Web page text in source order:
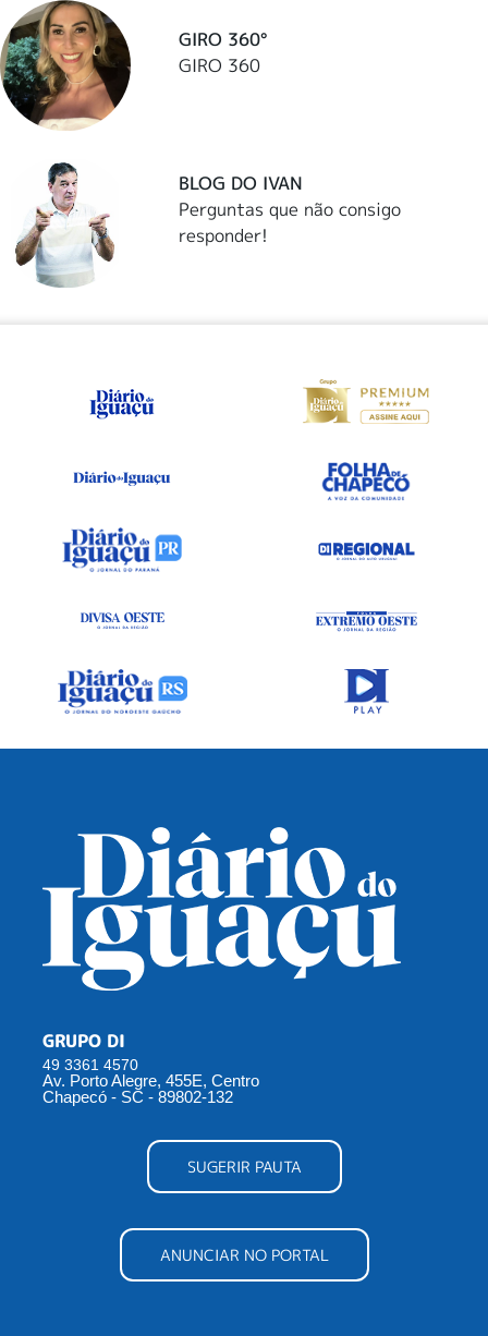
GIRO 360°
GIRO 360
BLOG DO IVAN
Perguntas que não consigo
responder!
GRUPO DI
49 3361 4570
Av. Porto Alegre, 455E, Centro
Chapecó - SC - 89802-132
SUGERIR PAUTA
ANUNCIAR NO PORTAL